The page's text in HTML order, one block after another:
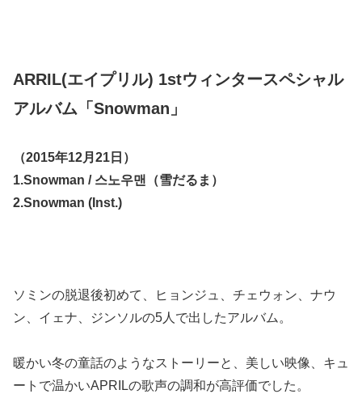
ARRIL(エイプリル) 1stウィンタースペシャル
アルバム「Snowman」
（2015年12月21日）
1.Snowman / 스노우맨（雪だるま）
2.Snowman (Inst.)
ソミンの脱退後初めて、ヒョンジュ、チェウォン、ナウ
ン、イェナ、ジンソルの5人で出したアルバム。
暖かい冬の童話のようなストーリーと、美しい映像、キュ
ートで温かいAPRILの歌声の調和が高評価でした。